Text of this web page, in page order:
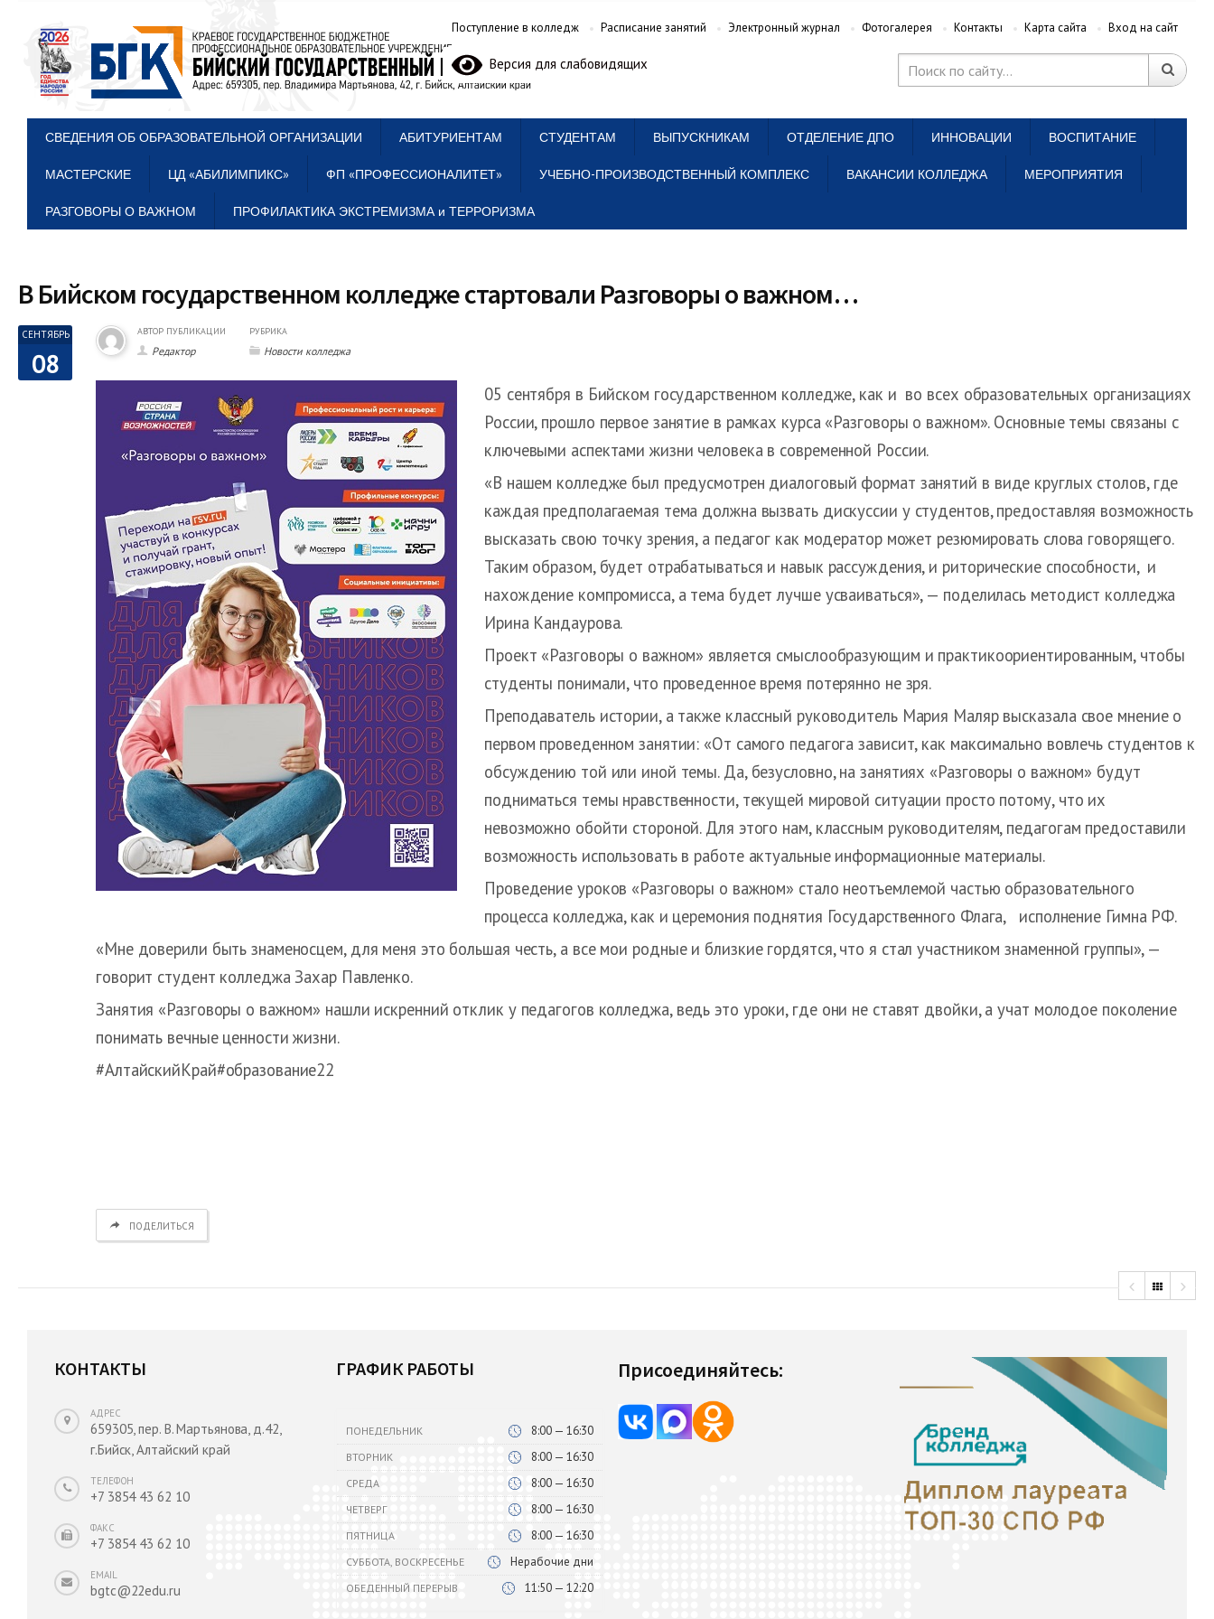
Поступление в колледж Расписание занятий Электронный журнал Фотогалерея Контакты Карта сайта Вход на сайт
Версия для слабовидящих
СВЕДЕНИЯ ОБ ОБРАЗОВАТЕЛЬНОЙ ОРГАНИЗАЦИИ АБИТУРИЕНТАМ СТУДЕНТАМ ВЫПУСКНИКАМ ОТДЕЛЕНИЕ ДПО ИННОВАЦИИ ВОСПИТАНИЕ
МАСТЕРСКИЕ ЦД «АБИЛИМПИКС» ФП «ПРОФЕССИОНАЛИТЕТ» УЧЕБНО-ПРОИЗВОДСТВЕННЫЙ КОМПЛЕКС ВАКАНСИИ КОЛЛЕДЖА МЕРОПРИЯТИЯ
РАЗГОВОРЫ О ВАЖНОМ ПРОФИЛАКТИКА ЭКСТРЕМИЗМА и ТЕРРОРИЗМА
В Бийском государственном колледже стартовали Разговоры о важном…
СЕНТЯБРЬ
08
АВТОР ПУБЛИКАЦИИ
Редактор
РУБРИКА
Новости колледжа
05 сентября в Бийском государственном колледже, как и во всех образовательных организациях
России, прошло первое занятие в рамках курса «Разговоры о важном». Основные темы связаны с
ключевыми аспектами жизни человека в современной России.
«В нашем колледже был предусмотрен диалоговый формат занятий в виде круглых столов, где
каждая предполагаемая тема должна вызвать дискуссии у студентов, предоставляя возможность
высказать свою точку зрения, а педагог как модератор может резюмировать слова говорящего.
Таким образом, будет отрабатываться и навык рассуждения, и риторические способности, и
нахождение компромисса, а тема будет лучше усваиваться», — поделилась методист колледжа
Ирина Кандаурова.
Проект «Разговоры о важном» является смыслообразующим и практикоориентированным, чтобы
студенты понимали, что проведенное время потерянно не зря.
Преподаватель истории, а также классный руководитель Мария Маляр высказала свое мнение о
первом проведенном занятии: «От самого педагога зависит, как максимально вовлечь студентов к
обсуждению той или иной темы. Да, безусловно, на занятиях «Разговоры о важном» будут
подниматься темы нравственности, текущей мировой ситуации просто потому, что их
невозможно обойти стороной. Для этого нам, классным руководителям, педагогам предоставили
возможность использовать в работе актуальные информационные материалы.
Проведение уроков «Разговоры о важном» стало неотъемлемой частью образовательного
процесса колледжа, как и церемония поднятия Государственного Флага, исполнение Гимна РФ.
«Мне доверили быть знаменосцем, для меня это большая честь, а все мои родные и близкие гордятся, что я стал участником знаменной группы», —
говорит студент колледжа Захар Павленко.
Занятия «Разговоры о важном» нашли искренний отклик у педагогов колледжа, ведь это уроки, где они не ставят двойки, а учат молодое поколение
понимать вечные ценности жизни.
#АлтайскийКрай#образование22
ПОДЕЛИТЬСЯ
КОНТАКТЫ
АДРЕС
659305, пер. В. Мартьянова, д.42,
г.Бийск, Алтайский край
ТЕЛЕФОН
+7 3854 43 62 10
ФАКС
+7 3854 43 62 10
EMAIL
bgtc@22edu.ru
ГРАФИК РАБОТЫ
ПОНЕДЕЛЬНИК 8:00 — 16:30
ВТОРНИК 8:00 — 16:30
СРЕДА 8:00 — 16:30
ЧЕТВЕРГ 8:00 — 16:30
ПЯТНИЦА 8:00 — 16:30
СУББОТА, ВОСКРЕСЕНЬЕ Нерабочие дни
ОБЕДЕННЫЙ ПЕРЕРЫВ 11:50 — 12:20
Присоединяйтесь: